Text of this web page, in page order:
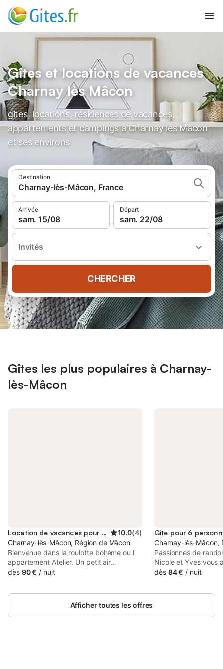
Gîtes et locations de vacances
Charnay lès Mâcon
gîtes, locations, résidences de vacances,
appartements et campings à Charnay lès Mâcon
et ses environs
Destination
Charnay-lès-Mâcon, France
Arrivée
sam. 15/08
Départ
sam. 22/08
Invités
CHERCHER
Gîtes les plus populaires à Charnay-
lès-Mâcon
Location de vacances pour 2 personnes 10.0(4)
Charnay-lès-Mâcon, Région de Mâcon
Bienvenue dans la roulotte bohème ou l
appartement Atelier. Un petit air
méridional près des vignes ou il fait bon
A6 et de la gare tgv. Ouverture de la
piscine à la discrétion du propriétaire de
dès 90 € / nuit
Gîte pour 6
Charnay-lès-Mâcon,
Passionnés de
Nicole et Yves vous
d'une ravissante
soigneusement
dès 84 € / nuit
Afficher toutes les offres